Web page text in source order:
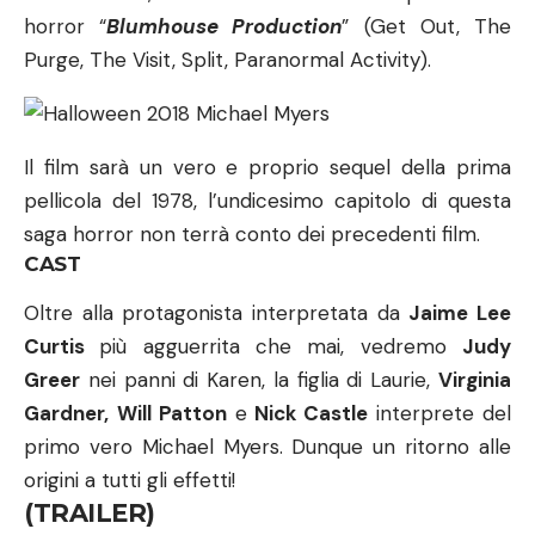
horror “Blumhouse Production” (Get Out, The
Purge, The Visit, Split, Paranormal Activity).
Il film sarà un vero e proprio sequel della prima
pellicola del 1978, l’undicesimo capitolo di questa
saga horror non terrà conto dei precedenti film.
CAST
Oltre alla protagonista interpretata da Jaime Lee
Curtis più agguerrita che mai, vedremo Judy
Greer nei panni di Karen, la figlia di Laurie,Virginia
Gardner, Will Pattone Nick Castle interprete del
primo vero Michael Myers. Dunque un ritorno alle
origini a tutti gli effetti!
(TRAILER)